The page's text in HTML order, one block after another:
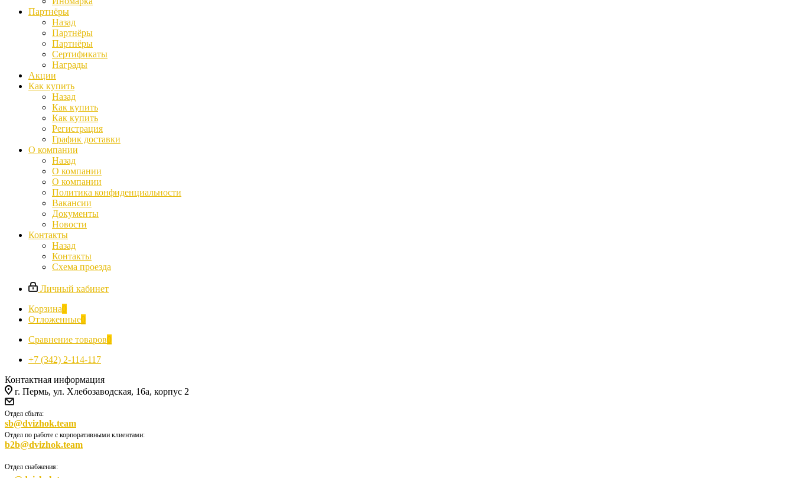
Партнёры
Назад
Партнёры
Партнёры
Сертификаты
Награды
Акции
Как купить
Назад
Как купить
Как купить
Регистрация
График доставки
О компании
Назад
О компании
О компании
Политика конфиденциальности
Вакансии
Документы
Новости
Контакты
Назад
Контакты
Схема проезда
Личный кабинет
Корзина0
Отложенные0
Сравнение товаров0
+7 (342) 2-114-117
Контактная информация
г. Пермь, ул. Хлебозаводская, 16а, корпус 2
Отдел сбыта:
sb@dvizhok.team
Отдел по работе с корпоративными клиентами:
b2b@dvizhok.team
Отдел снабжения: